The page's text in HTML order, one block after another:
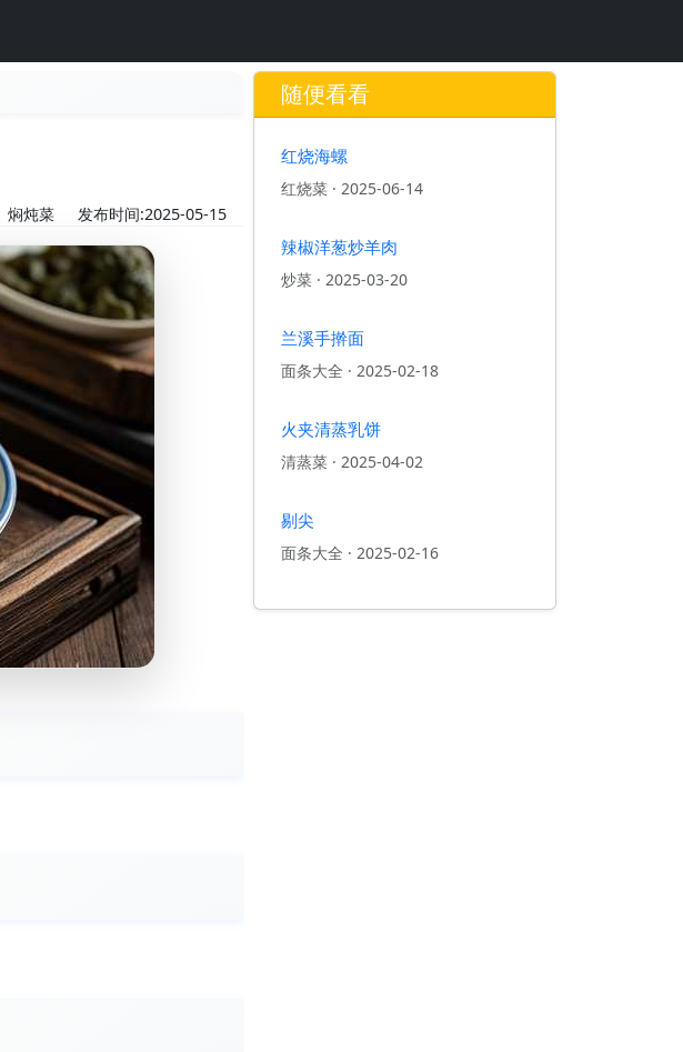
焖炖菜 发布时间:2025-05-15
随便看看
红烧海螺
红烧菜 · 2025-06-14
辣椒洋葱炒羊肉
炒菜 · 2025-03-20
兰溪手擀面
面条大全 · 2025-02-18
火夹清蒸乳饼
清蒸菜 · 2025-04-02
剔尖
面条大全 · 2025-02-16